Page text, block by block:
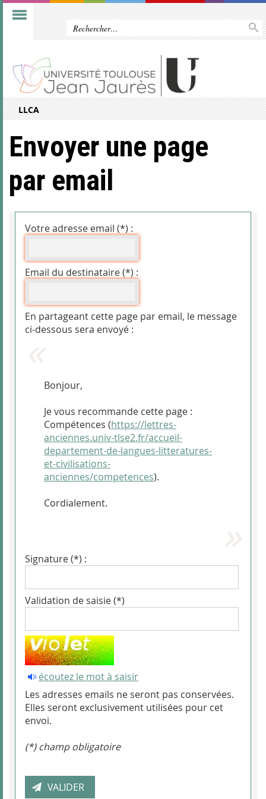
LLCA
Envoyer une page
par email
Votre adresse email (*) :
Email du destinataire (*) :
En partageant cette page par email, le message
ci-dessous sera envoyé :
Bonjour,
Je vous recommande cette page :
Compétences (https://lettres-
anciennes.univ-tlse2.fr/accueil-
departement-de-langues-litteratures-
et-civilisations-
anciennes/competences).
Cordialement.
Signature (*) :
Validation de saisie (*)
écoutez le mot à saisir
Les adresses emails ne seront pas conservées.
Elles seront exclusivement utilisées pour cet
envoi.
(*) champ obligatoire